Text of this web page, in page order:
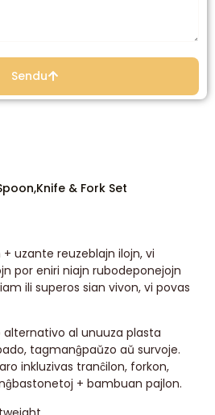
Sendu
& Fork Set
uzante reuzeblajn ilojn, vi
por eniri niajn rubodeponejojn
ili superos sian vivon, vi povas
al unuuza plasta
tagmanĝpaŭzo aŭ survoje.
inkluzivas tranĉilon, forkon,
+ bambuan pajlon.